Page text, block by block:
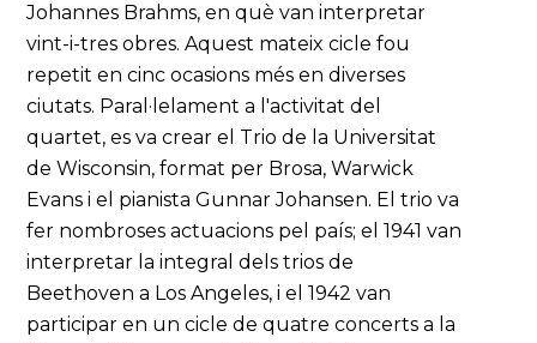
Johannes Brahms, en què van interpretar
vint-i-tres obres. Aquest mateix cicle fou
repetit en cinc ocasions més en diverses
ciutats. Paral·lelament a l'activitat del
quartet, es va crear el Trio de la Universitat
de Wisconsin, format per Brosa, Warwick
Evans i el pianista Gunnar Johansen. El trio va
fer nombroses actuacions pel país; el 1941 van
interpretar la integral dels trios de
Beethoven a Los Angeles, i el 1942 van
participar en un cicle de quatre concerts a la